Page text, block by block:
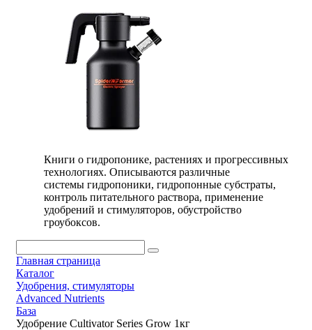
Книги о гидропонике, растениях и прогрессивных
технологиях. Описываются различные
системы гидропоники, гидропонные субстраты,
контроль питательного раствора, применение
удобрений и стимуляторов, обустройство
гроубоксов.
Главная страница
Каталог
Удобрения, стимуляторы
Advanced Nutrients
База
Удобрение Cultivator Series Grow 1кг